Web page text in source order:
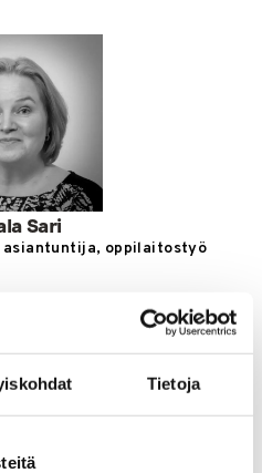
Tietoja
Sari
asiantuntija, oppilaitostyö
ESITTELY